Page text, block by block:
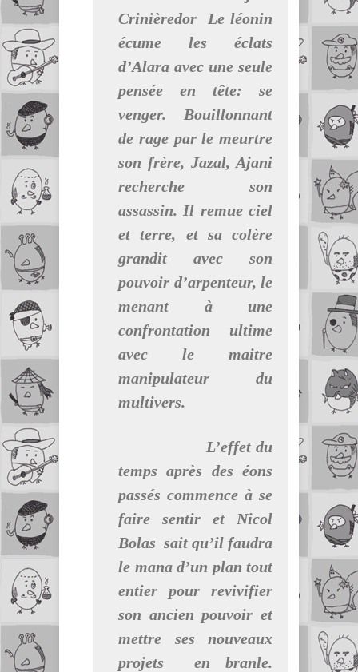
Crinièredor Le léonin
écume les éclats
d’Alara avec une seule
pensée en tête: se
venger. Bouillonnant
de rage par le meurtre
son frère, Jazal, Ajani
recherche son
assassin. Il remue ciel
et terre, et sa colère
grandit avec son
pouvoir d’arpenteur, le
menant à une
confrontation ultime
avec le maitre
manipulateur du
multivers.
L’effet du
temps après des éons
passés commence à se
faire sentir et Nicol
Bolas sait qu’il faudra
le mana d’un plan tout
entier pour revivifier
son ancien pouvoir et
mettre ses nouveaux
projets en branle.